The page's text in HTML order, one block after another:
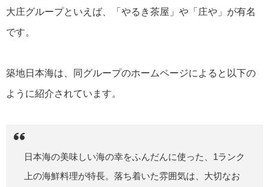
大庄グループといえば、「やるき茶屋」や「庄や」が有名
です。
築地日本海は、同グループのホームページによると以下の
ように紹介されています。
日本海の美味しい海の幸をふんだんに使った、 1ランク
上の海鮮料理が特長。落ち着いた雰囲気は、大切なお